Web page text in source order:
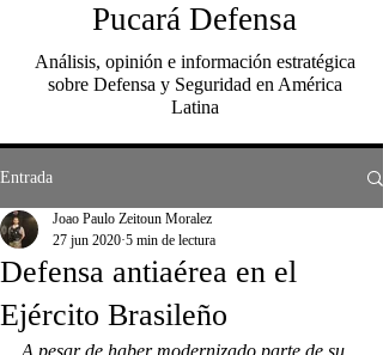
Pucará Defensa
Análisis, opinión e información estratégica
sobre Defensa y Seguridad en América
Latina
Entrada
Defensa antiaérea en el
Ejército Brasileño
Joao Paulo Zeitoun Moralez
27 jun 2020 5 min de lectura
A pesar de haber modernizado parte de su